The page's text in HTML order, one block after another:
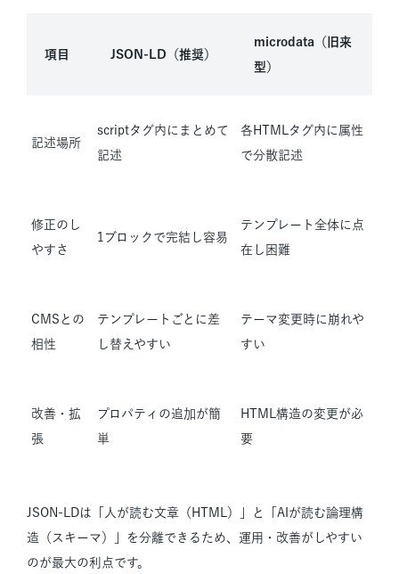
項目 JSON-LD（推奨）
microdata（旧来
型）
記述場所
scriptタグ内にまとめて
記述
各HTMLタグ内に属性
で分散記述
修正のし
やすさ
1ブロックで完結し容易
テンプレート全体に点
在し困難
CMSとの
相性
テンプレートごとに差
し替えやすい
テーマ変更時に崩れや
すい
改善・拡
張
プロパティの追加が簡
単
HTML構造の変更が必
要
JSON-LDは「人が読む文章（HTML）」と「AIが読む論理構
造（スキーマ）」を分離できるため、運用・改善がしやすい
のが最大の利点です。